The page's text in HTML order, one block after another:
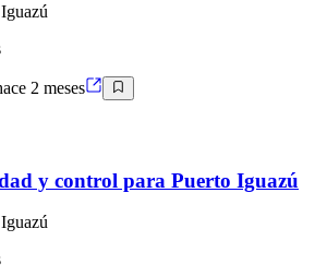
2 meses
y control para Puerto Iguazú